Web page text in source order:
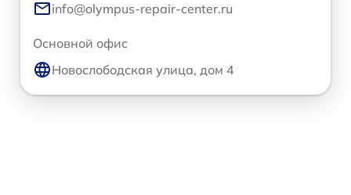
info@olympus-repair-center.ru
Основной офис
Новослободская улица, дом 4